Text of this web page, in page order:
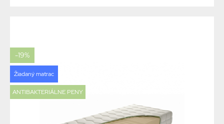
-19%
Žiadaný matrac
ANTIBAKTERIÁLNE PENY